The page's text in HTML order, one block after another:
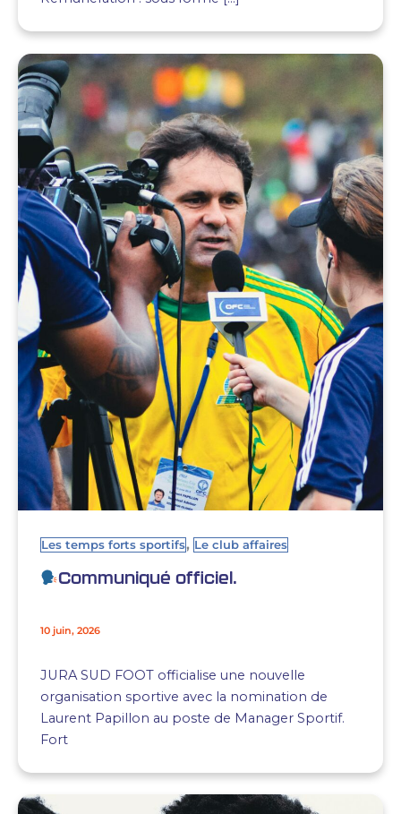
Les temps forts sportifs, Le club affaires
Communiqué officiel.
10 juin, 2026
JURA SUD FOOT officialise une nouvelle
organisation sportive avec la nomination de
Laurent Papillon au poste de Manager Sportif.
Fort